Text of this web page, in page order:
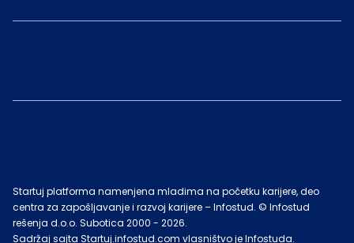
Startuj platforma namenjena mladima na početku karijere, deo
centra za zapošljavanje i razvoj karijere – Infostud. © Infostud
rešenja d.o.o. Subotica 2000 - 2026.
Sadržaj sajta Startuj.infostud.com vlasništvo je Infostuda.